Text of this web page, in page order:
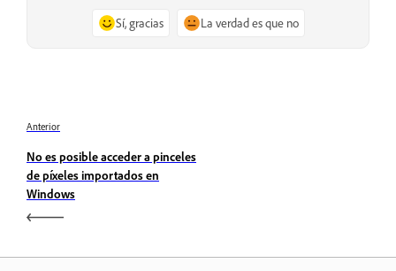
Sí, gracias La verdad es que no
Anterior
No es posible acceder a pinceles
de píxeles importados en
Windows